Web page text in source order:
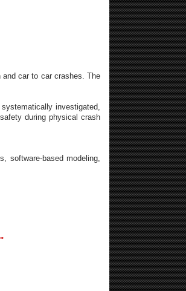
car to car crashes. The
investigated,
during physical crash
software-based modeling,